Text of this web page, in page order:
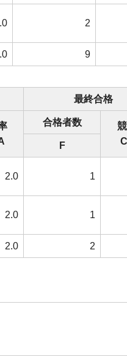
2
9
最終合格
合格者数
F
2.0 1
2.0 1
2.0 2